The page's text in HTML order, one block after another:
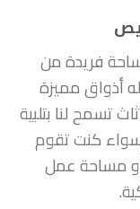
فريدة من
أذواق مميزة
تسمح لنا بتلبية
كنت تقوم
أو مساحة عمل